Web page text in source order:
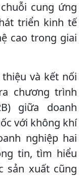
cung ứng
triển kinh tế
cao trong giai
và kết nối
chương trình
giữa doanh
với không khí
nghiệp hai
tin, tìm hiểu
sản xuất cũng